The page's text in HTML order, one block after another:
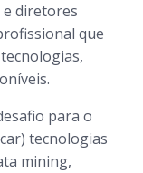
diretores
que
para o
tecnologias
mining,